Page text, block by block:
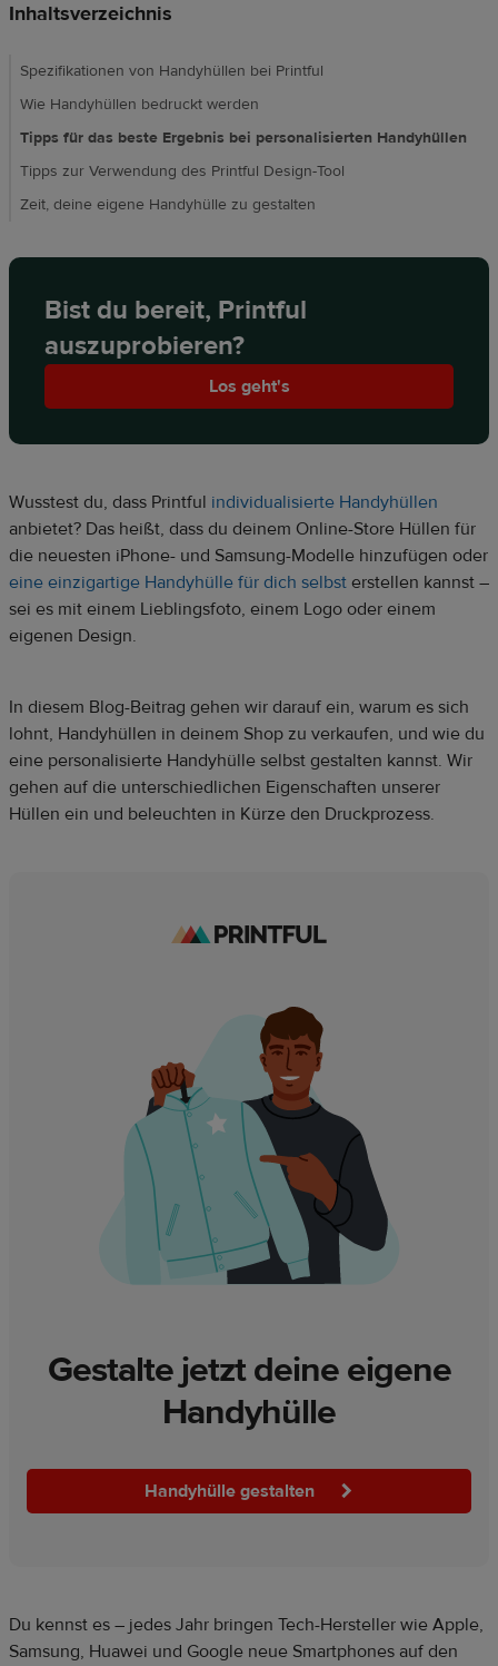
Inhaltsverzeichnis
Spezifikationen von Handyhüllen bei Printful
Wie Handyhüllen bedruckt werden
Tipps für das beste Ergebnis bei personalisierten Handyhüllen
Tipps zur Verwendung des Printful Design-Tool
Zeit, deine eigene Handyhülle zu gestalten
Bist du bereit, Printful
auszuprobieren?
Los geht's
Wusstest du, dass Printful individualisierte Handyhüllen
anbietet? Das heißt, dass du deinem Online-Store Hüllen für
die neuesten iPhone- und Samsung-Modelle hinzufügen oder
eine einzigartige Handyhülle für dich selbst erstellen kannst –
sei es mit einem Lieblingsfoto, einem Logo oder einem
eigenen Design.
In diesem Blog-Beitrag gehen wir darauf ein, warum es sich
lohnt, Handyhüllen in deinem Shop zu verkaufen, und wie du
eine personalisierte Handyhülle selbst gestalten kannst. Wir
gehen auf die unterschiedlichen Eigenschaften unserer
Hüllen ein und beleuchten in Kürze den Druckprozess.
Gestalte jetzt deine eigene
Handyhülle
Handyhülle gestalten
Du kennst es – jedes Jahr bringen Tech-Hersteller wie Apple,
Samsung, Huawei und Google neue Smartphones auf den